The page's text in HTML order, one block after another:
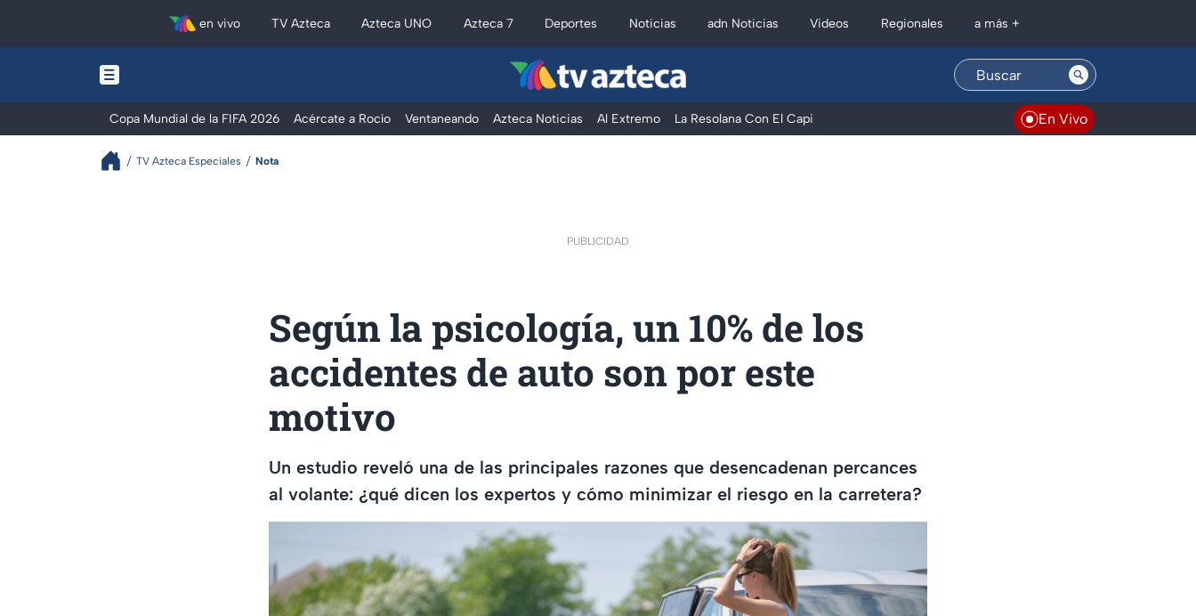
en vivo TV Azteca Azteca UNO Azteca 7 Deportes Noticias adn Noticias Videos Regionales a más +
Copa Mundial de la FIFA 2026 Acércate a Rocío Ventaneando Azteca Noticias Al Extremo La Resolana Con El Capi En Vivo
TV Azteca Especiales Nota
PUBLICIDAD
Según la psicología, un 10% de los
accidentes de auto son por este
motivo
Un estudio reveló una de las principales razones que desencadenan percances
al volante: ¿qué dicen los expertos y cómo minimizar el riesgo en la carretera?